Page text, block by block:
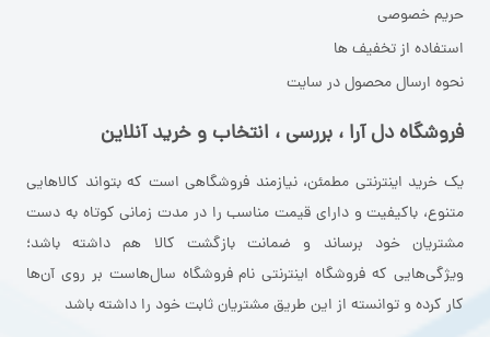
حریم خصوصی
استفاده از تخفیف ها
نحوه ارسال محصول در سایت
فروشگاه دل آرا ، بررسی ، انتخاب و خرید آنلاین
یک خرید اینترنتی مطمئن، نیازمند فروشگاهی است که بتواند کالاهایی
متنوع، باکیفیت و دارای قیمت مناسب را در مدت زمانی کوتاه به دست
مشتریان خود برساند و ضمانت بازگشت کالا هم داشته باشد؛
ویژگی‌هایی که فروشگاه اینترنتی نام فروشگاه سال‌هاست بر روی آن‌ها
کار کرده و توانسته از این طریق مشتریان ثابت خود را داشته باشد